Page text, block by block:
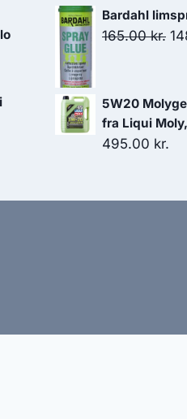
Bardahl
165.00kr.
5W20
fra Liqui
495.00 kr.